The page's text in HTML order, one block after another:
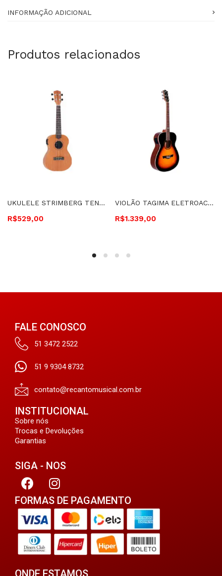
INFORMAÇÃO ADICIONAL
Produtos relacionados
UKULELE STRIMBERG TENOR ELETROACÚSTICO – UK06TE MGS FOSCO
R$529,00
VIOLÃO TAGIMA ELETROACÚSTICO, CORDAS DE AÇO – MONTANA T SB
R$1.339,00
FALE CONOSCO
51 3472 2522
51 9 9304 8732
contato@recantomusical.com.br
INSTITUCIONAL
Sobre nós
Trocas e Devoluções
Garantias
SIGA - NOS
FORMAS DE PAGAMENTO
ONDE ESTAMOS